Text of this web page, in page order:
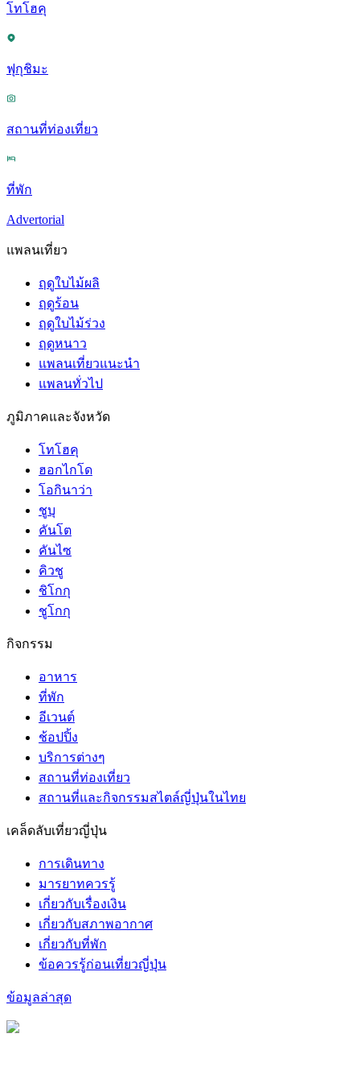
โทโฮคุ
ฟุกุชิมะ
สถานที่ท่องเที่ยว
ที่พัก
Advertorial
แพลนเที่ยว
ฤดูใบไม้ผลิ
ฤดูร้อน
ฤดูใบไม้ร่วง
ฤดูหนาว
แพลนเที่ยวแนะนำ
แพลนทั่วไป
ภูมิภาคและจังหวัด
โทโฮคุ
ฮอกไกโด
โอกินาว่า
ชูบุ
คันโต
คันไซ
คิวชู
ชิโกกุ
ชูโกกุ
กิจกรรม
อาหาร
ที่พัก
อีเวนต์
ช้อปปิ้ง
บริการต่างๆ
สถานที่ท่องเที่ยว
สถานที่และกิจกรรมสไตล์ญี่ปุ่นในไทย
เคล็ดลับเที่ยวญี่ปุ่น
การเดินทาง
มารยาทควรรู้
เกี่ยวกับเรื่องเงิน
เกี่ยวกับสภาพอากาศ
เกี่ยวกับที่พัก
ข้อควรรู้ก่อนเที่ยวญี่ปุ่น
ข้อมูลล่าสุด